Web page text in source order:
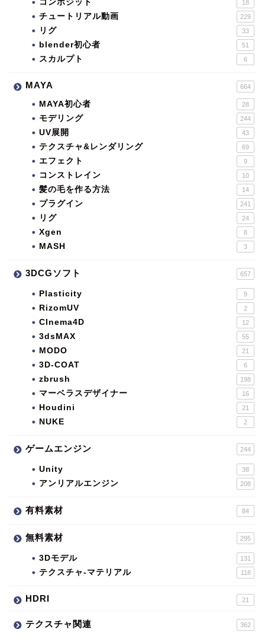
コンポジット 18
チュートリアル動画 229
リグ 33
blender初心者 51
スカルプト 6
MAYA 664
MAYA初心者 28
モデリング 244
UV展開 43
テクスチャ&レンダリング 69
エフェクト 9
コンストレイン 10
髪の毛を作る方法 14
プラグイン 241
リグ 24
Xgen 8
MASH 3
3DCGソフト 657
Plasticity 9
RizomUV 2
CInema4D 12
3dsMAX 55
MODO 21
3D-COAT 6
zbrush 198
マーベラスデザイナー 16
Houdini 21
NUKE 2
ゲームエンジン 244
Unity 38
アンリアルエンジン 208
有料素材 84
無料素材 295
3Dモデル 131
テクスチャ-マテリアル 118
HDRI 21
テクスチャ関連 362